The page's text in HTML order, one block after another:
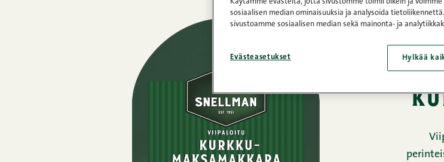
sosiaalisen median ominaisuuksia ja analysoida
sivustoamme sosiaalisen median sekä mainonta- ja
Evästeasetukset Hylkää